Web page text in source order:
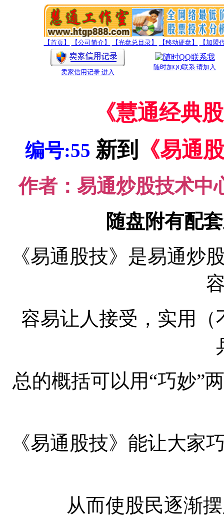
【首页】 【公司简介】 【光盘总目录】 【移动硬盘】 【加盟
卖家信用记录.进入
随时加QQ联系 请加入
《慧通经典
编号:55 新到 《易通
作者：易通炒股技术中
随盘附有配
《易通股技》是易通炒
容易让人接受，实用
总的概括可以用“巧妙”
《易通股技》能让大家
从而使股民逐渐